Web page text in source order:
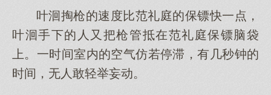
叶洄掏枪的速度比范礼庭的保镖快一点，
叶洄手下的人又把枪管抵在范礼庭保镖脑袋
上。一时间室内的空气仿若停滞，有几秒钟的
时间，无人敢轻举妄动。